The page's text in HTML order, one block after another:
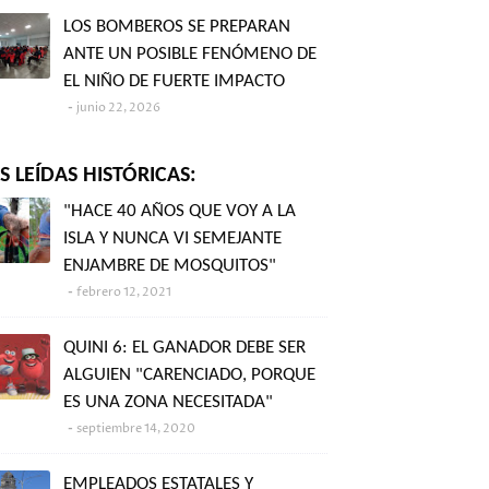
LOS BOMBEROS SE PREPARAN
ANTE UN POSIBLE FENÓMENO DE
EL NIÑO DE FUERTE IMPACTO
junio 22, 2026
LEÍDAS HISTÓRICAS:
"HACE 40 AÑOS QUE VOY A LA
ISLA Y NUNCA VI SEMEJANTE
ENJAMBRE DE MOSQUITOS"
febrero 12, 2021
QUINI 6: EL GANADOR DEBE SER
ALGUIEN "CARENCIADO, PORQUE
ES UNA ZONA NECESITADA"
septiembre 14, 2020
EMPLEADOS ESTATALES Y